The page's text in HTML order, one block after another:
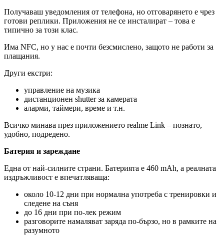
Получаваш уведомления от телефона, но отговарянето е чрез
готови реплики. Приложения не се инсталират – това е
типично за този клас.
Има NFC, но у нас е почти безсмислено, защото не работи за
плащания.
Други екстри:
управление на музика
дистанционен shutter за камерата
аларми, таймери, време и т.н.
Всичко минава през приложението realme Link – познато,
удобно, подредено.
Батерия и зареждане
Една от най-силните страни. Батерията е 460 mAh, а реалната
издръжливост е впечатляваща:
около 10-12 дни при нормална употреба с тренировки и
следене на съня
до 16 дни при по-лек режим
разговорите намаляват заряда по-бързо, но в рамките на
разумното